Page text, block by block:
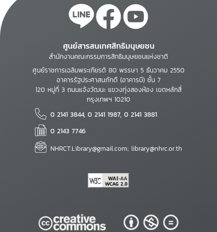
ศูนย์สารสนเทศสิทธิมนุษยชน
สำนักงานคณะกรรมการสิทธิมนุษยชนแห่งชาติ
ศูนย์ราชการเฉลิมพระเกียรติ 80 พรรษา 5 ธันวาคม 2550
อาคารรัฐประศาสนภักดี (อาคารบี) ชั้น 7
120 หมู่ที่ 3 ถนนแจ้งวัฒนะ แขวงทุ่งสองห้อง เขตหลักสี่
กรุงเทพฯ 10210
0 2141 3844, 0 2141 1987, 0 2141 3881
0 2143 7746
NHRCT.Library@gmail.com; library@nhrc.or.th